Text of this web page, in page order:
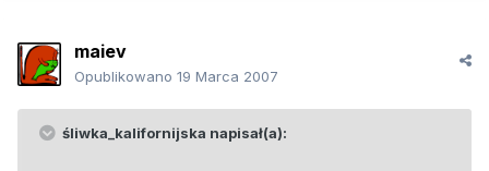
maiev
Opublikowano 19 Marca 2007
śliwka_kalifornijska napisał(a):